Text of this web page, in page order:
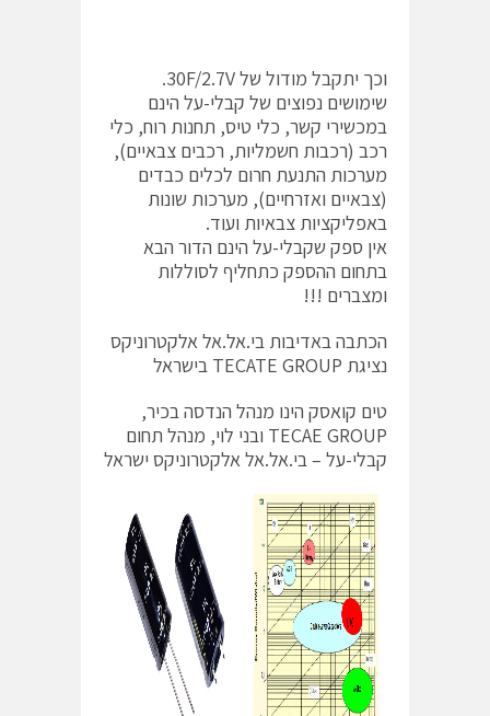
וכך יתקבל מודול של 30F/2.7V.
שימושים נפוצים של קבלי-על הינם
במכשירי קשר, כלי טיס, תחנות רוח, כלי
רכב (רכבות חשמליות, רכבים צבאיים),
מערכות התנעת חרום לכלים כבדים
(צבאיים ואזרחיים), מערכות שונות
באפליקציות צבאיות ועוד.
אין ספק שקבלי-על הינם הדור הבא
בתחום ההספק כתחליף לסוללות
ומצברים !!!
הכתבה באדיבות בי.אל.אל אלקטרוניקס
נציגת TECATE GROUP בישראל
טים קואסק הינו מנהל הנדסה בכיר,
TECAE GROUP ובני לוי, מנהל תחום
קבלי-על – בי.אל.אל אלקטרוניקס ישראל